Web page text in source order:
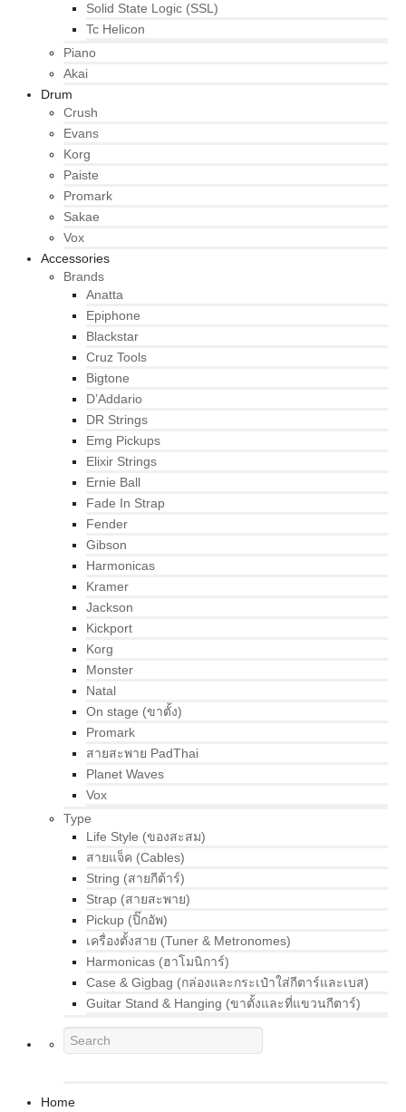
Solid State Logic (SSL)
Tc Helicon
Piano
Akai
Drum
Crush
Evans
Korg
Paiste
Promark
Sakae
Vox
Accessories
Brands
Anatta
Epiphone
Blackstar
Cruz Tools
Bigtone
D’Addario
DR Strings
Emg Pickups
Elixir Strings
Ernie Ball
Fade In Strap
Fender
Gibson
Harmonicas
Kramer
Jackson
Kickport
Korg
Monster
Natal
On stage (ขาตั้ง)
Promark
สายสะพาย PadThai
Planet Waves
Vox
Type
Life Style (ของสะสม)
สายแจ็ค (Cables)
String (สายกีต้าร์)
Strap (สายสะพาย)
Pickup (ปิ๊กอัพ)
เครื่องตั้งสาย (Tuner & Metronomes)
Harmonicas (ฮาโมนิการ์)
Case & Gigbag (กล่องและกระเป๋าใส่กีตาร์และเบส)
Guitar Stand & Hanging (ขาตั้งและที่แขวนกีตาร์)
Home